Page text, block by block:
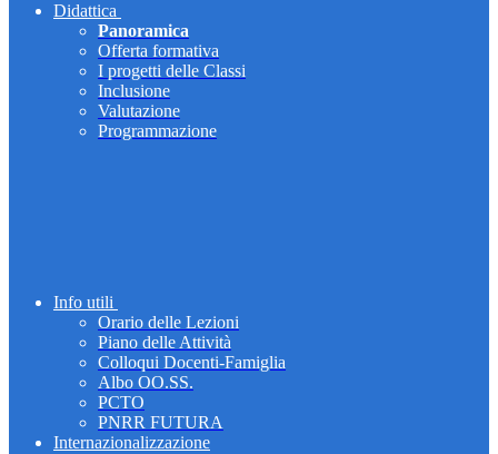
Didattica
Panoramica
Offerta formativa
I progetti delle Classi
Inclusione
Valutazione
Programmazione
Info utili
Orario delle Lezioni
Piano delle Attività
Colloqui Docenti-Famiglia
Albo OO.SS.
PCTO
PNRR FUTURA
Internazionalizzazione